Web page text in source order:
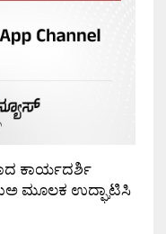
ಕಾರ್ಯದರ್ಶಿ
ಮೂಲಕ ಉದ್ಘಾಟಿಸಿ